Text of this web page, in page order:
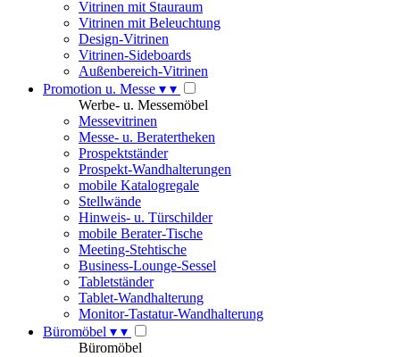
Vitrinen mit Stauraum
Vitrinen mit Beleuchtung
Design-Vitrinen
Vitrinen-Sideboards
Außenbereich-Vitrinen
Promotion u. Messe ▾ ▾
Werbe- u. Messemöbel
Messevitrinen
Messe- u. Beratertheken
Prospektständer
Prospekt-Wandhalterungen
mobile Katalogregale
Stellwände
Hinweis- u. Türschilder
mobile Berater-Tische
Meeting-Stehtische
Business-Lounge-Sessel
Tabletständer
Tablet-Wandhalterung
Monitor-Tastatur-Wandhalterung
Büromöbel ▾ ▾
Büromöbel